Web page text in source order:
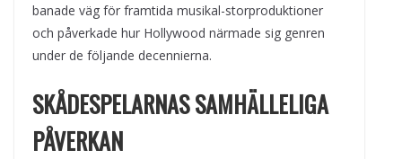
banade väg för framtida musikal-storproduktioner
och påverkade hur Hollywood närmade sig genren
under de följande decennierna.
SKÅDESPELARNAS SAMHÄLLELIGA
PÅVERKAN